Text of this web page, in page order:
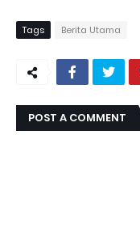
Tags Berita Utama
POST A COMMENT